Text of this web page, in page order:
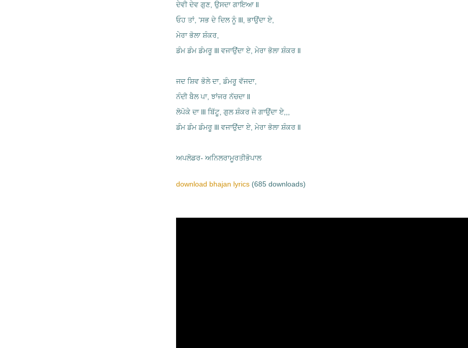
ਦੇਵੀ ਦੇਵ ਗੁਣ, ਉਸਦਾ ਗਾਇਆ ll
ਓਹ ਤਾਂ, 'ਸਭ ਦੇ ਦਿਲ ਨੂੰ lll, ਭਾਉਂਦਾ ਏ,
ਮੇਰਾ ਭੋਲਾ ਸ਼ੰਕਰ,
ਡੰਮ ਡੰਮ ਡੰਮਰੂ lll ਵਜਾਉਂਦਾ ਏ, ਮੇਰਾ ਭੋਲਾ ਸ਼ੰਕਰ ll
ਜਦ ਸ਼ਿਵ ਭੋਲੇ ਦਾ, ਡੰਮਰੂ ਵੱਜਦਾ,
ਨੰਦੀ ਬੈਲ ਪਾ, ਝਾਂਜਰ ਨੱਚਦਾ ll
ਲੋਪੋਕੇ ਦਾ lll ਬਿੱਟੂ, ਗੁਲ ਸ਼ੰਕਰ ਜੇ ਗਾਉਂਦਾ ਏ,,,
ਡੰਮ ਡੰਮ ਡੰਮਰੂ lll ਵਜਾਉਂਦਾ ਏ, ਮੇਰਾ ਭੋਲਾ ਸ਼ੰਕਰ ll
ਅਪਲੋਡਰ- ਅਨਿਲਰਾਮੂਰਤੀਭੋਪਾਲ
download bhajan lyrics (685 downloads)